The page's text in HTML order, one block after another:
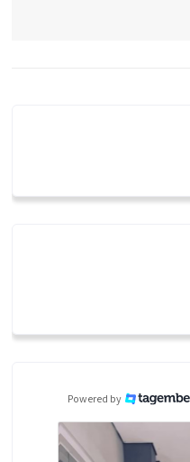
Powered by